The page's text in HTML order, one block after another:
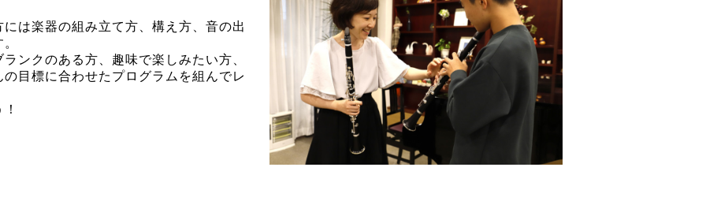
は楽器の組み立て方、構え方、音の出
ンクのある方、趣味で楽しみたい方、
目標に合わせたプログラムを組んでレ